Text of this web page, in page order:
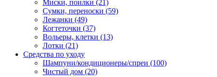
Миски, поилки (21)
Сумки, переноски (59)
Лежанки (49)
Когтеточки (37)
Вольеры, клетки (13)
Лотки (21)
Средства по уходу
Шампуни/кондиционеры/спреи (100)
Чистый дом (20)